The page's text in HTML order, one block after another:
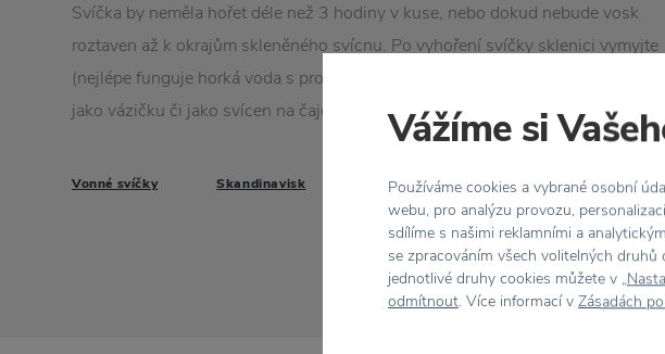
Svíčka by neměla hořet déle než 3 hodiny v kuse, nebo dokud nebude vosk
roztaven až k okrajům skleněného svícnu. Po vyhoření svíčky sklenici vymyjte
(nejlépe funguje horká voda s prostředkem na mytí nádobí) a použijte ji třeba
jako vázičku či jako svícen na čajové svíčky.
Vonné svíčky Skandinavisk
Vážíme si
Používáme cookies a vybrané osobní
webu, pro analýzu provozu,
sdílíme s našimi reklamními a
se zpracováním všech volitelných
jednotlivé druhy cookies můžete v „
odmítnout. Více informací v Zásadách